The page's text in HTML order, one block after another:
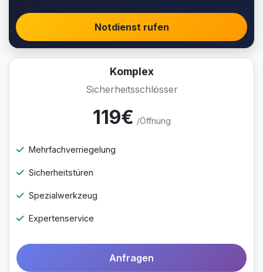
Notdienst rufen
Komplex
Sicherheitsschlösser
119€ /Öffnung
Mehrfachverriegelung
Sicherheitstüren
Spezialwerkzeug
Expertenservice
Anfragen